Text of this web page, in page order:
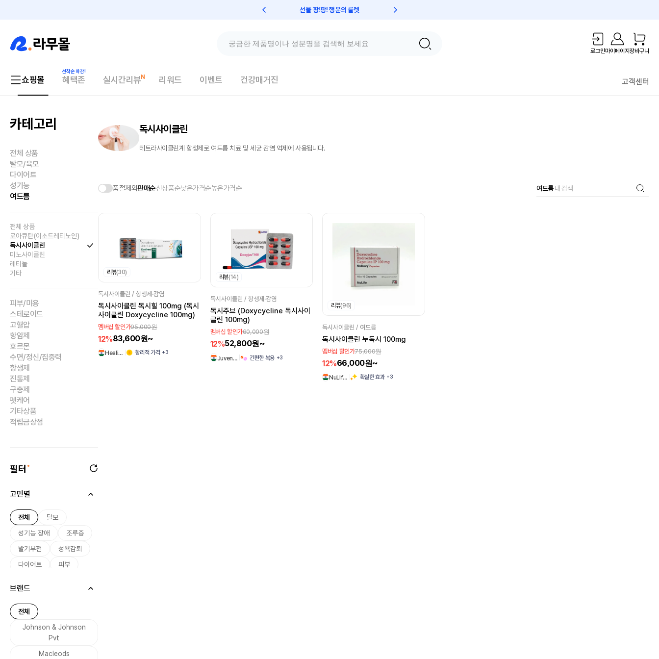
선물 팡!팡! 행운의 룰렛
로그인마이페이지장바구니
쇼핑몰 혜택존 실시간리뷰 리워드 이벤트 건강매거진 고객센터
카테고리
전체 상품
탈모/육모
다이어트
성기능
여드름
전체 상품
로아큐탄(이소트레티노인)
독시사이클린
미노사이클린
레티놀
기타
피부/미용
스테로이드
고혈압
항암제
호르몬
수면/정신/집중력
항생제
진통제
구충제
펫케어
기타상품
적립금상점
필터
고민별
전체
탈모
성기능 장애
조루증
발기부전
성욕감퇴
다이어트
피부
여성 호르몬
남성 호르몬
무좀
기생충 감염
브랜드
전체
Johnson & Johnson
Pvt
Macleods
독시사이클린
테트라사이클린계 항생제로 여드름 치료 및 세균 감염 억제에 사용됩니다.
품절제외판매순신상품순낮은가격순높은가격순 여드름내 검색
리뷰(30)
독시사이클린 / 항생제·감염
독시사이클린 독시힐 100mg (독시
사이클린 Doxycycline 100mg)
멤버십 할인가95,000원
12%83,600원~
Heali… 합리적 가격 +3
리뷰(14)
독시사이클린 / 항생제·감염
독시주브 (Doxycycline 독시사이
클린 100mg)
멤버십 할인가60,000원
12%52,800원~
Juven… 간편한 복용 +3
리뷰(96)
독시사이클린 / 여드름
독시사이클린 누독시 100mg
멤버십 할인가75,000원
12%66,000원~
NuLif… 확실한 효과 +3